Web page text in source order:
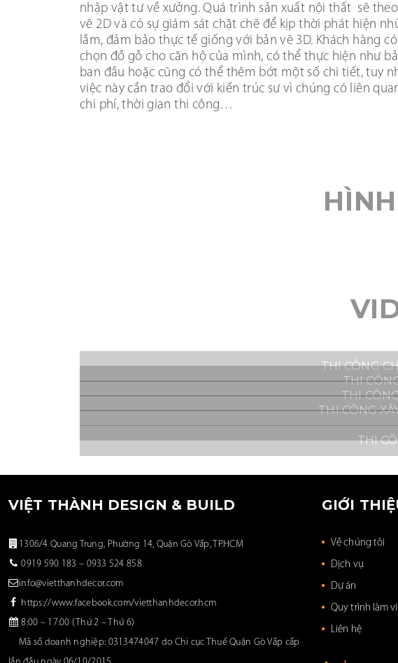
nhập vật tư về xưởng. Quá trình sản xuất nội thất sẽ
vẽ 2D và có sự giám sát chặt chẽ để kịp thời phát hiện
lầm, đảm bảo thực tế giống với bản vẽ 3D. Khách hàng
chọn đồ gỗ cho căn hộ của mình, có thể thực hiện như
ban đầu hoặc cũng có thể thêm bớt một số chi tiết, tuy
việc này cần trao đổi với kiến trúc sư vì chúng có liên
chi phí, thời gian thi công…
THI CÔNG
THI
THI
THI CÔNG
THI
VIỆT THÀNH DESIGN & BUILD
1306/4 Quang Trung, Phường 14, Quận Gò Vấp, TP.HCM
0919 590 183 – 0933 524 858
info@vietthanhdecor.com
https://www.facebook.com/vietthanhdecor.hcm
8:00 – 17:00 (Thứ 2 – Thứ 6)
Mã số doanh nghiệp: 0313474047 do Chi cục Thuế Quận Gò Vấp cấp
GIỚI
Về chúng tôi
Dịch vụ
Dự án
Quy trình làm
Liên hệ